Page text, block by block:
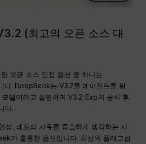
(최고의 오픈 소스 대
오픈 소스 인접 옵션 중 하나는
다. DeepSeek는 V3.2를 에이전트를 위
델이라고 설명하며 V3.2-Exp의 공식 후
다.
성, 배포의 자유를 중요하게 생각하는 사
가 훌륭한 옵션입니다. 최상위 플래그십